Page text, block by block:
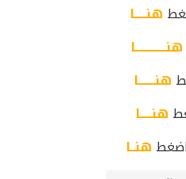
هنـــــا
هنـــــــــــــا
هنـــــــا
هنـــــا
هنــا